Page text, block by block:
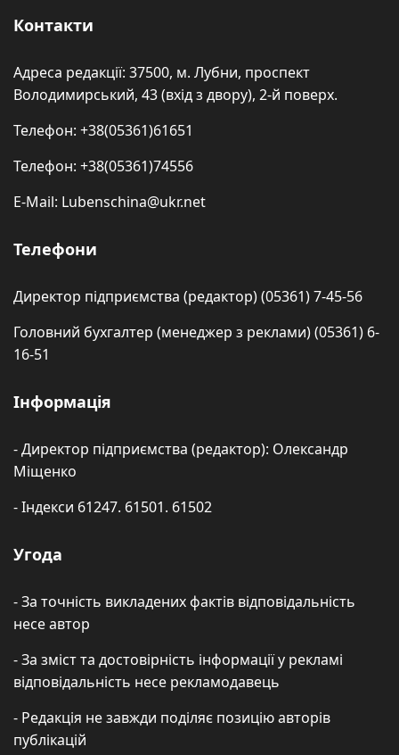
Контакти
Адреса редакції: 37500, м. Лубни, проспект
Володимирський, 43 (вхід з двору), 2-й поверх.
Телефон: +38(05361)61651
Телефон: +38(05361)74556
E-Mail: Lubenschina@ukr.net
Телефони
Директор підприємства (редактор) (05361) 7-45-56
Головний бухгалтер (менеджер з реклами) (05361) 6-
16-51
Інформація
- Директор підприємства (редактор): Олександр
Міщенко
- Індекси 61247. 61501. 61502
Угода
- За точність викладених фактів відповідальність
несе автор
- За зміст та достовірність інформації у рекламі
відповідальність несе рекламодавець
- Редакція не завжди поділяє позицію авторів
публікацій